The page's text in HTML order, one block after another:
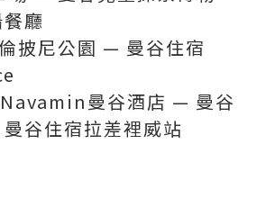
廳
披尼公園 — 曼谷住宿
曼谷酒店 — 曼谷
曼谷住宿拉差裡威站